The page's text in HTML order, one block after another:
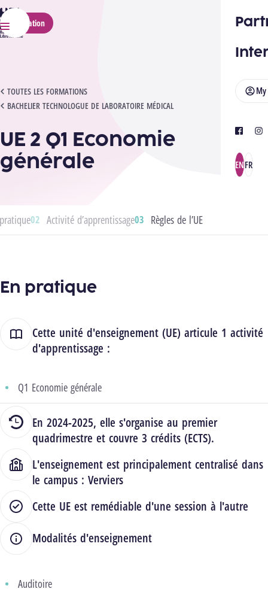
HELMo
Menu
My
facebook
ENFR
Application
TOUTES LES FORMATIONS
BACHELIER TECHNOLOGUE DE LABORATOIRE MÉDICAL
UE 2 Q1 ECONOMIE GÉNÉRALE
UE 2 Q1 Economie
générale
Activité d’apprentissage Règles de l’UE
En pratique
Cette unité d'enseignement (UE) articule 1 activité
d'apprentissage :
Q1 Economie générale
En 2024-2025, elle s'organise au premier
quadrimestre et couvre 3 crédits (ECTS).
L'enseignement est principalement centralisé dans
le campus : Verviers
Cette UE est remédiable d'une session à l'autre
Modalités d'enseignement
Auditoire